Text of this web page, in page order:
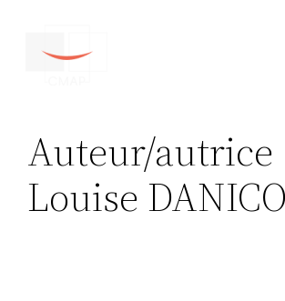
Auteur/autrice
Louise